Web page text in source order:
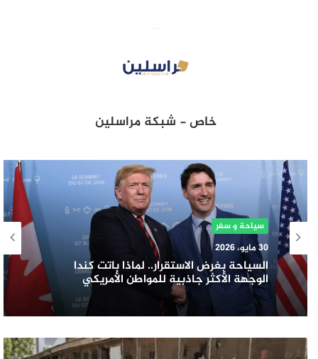
خاص - شبكة مراسلين
سياحة و سفر
30 مايو، 2026
السياحة بغرض الاستقرار.. لماذا باتت كندا
الوجهة الأكثر جاذبية للمواطن الأمريكي